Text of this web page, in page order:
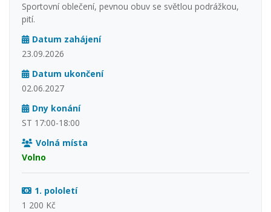
Sportovní oblečení, pevnou obuv se světlou podrážkou,
pití.
Datum zahájení
23.09.2026
Datum ukončení
02.06.2027
Dny konání
ST 17:00-18:00
Volná místa
Volno
1. pololetí
1 200 Kč